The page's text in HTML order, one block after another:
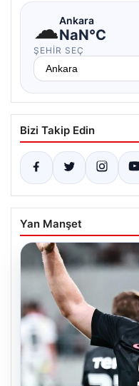
☁Ankara
NaN°C
ŞEHIR SEÇ
Bizi Takip Edin
Yan Manşet